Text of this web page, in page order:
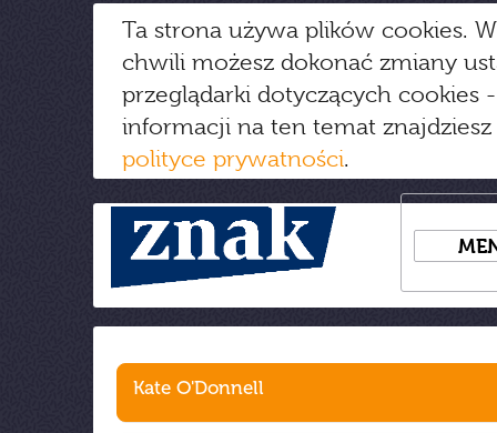
Ta strona używa plików cookies.
chwili możesz dokonać zmiany
przeglądarki dotyczących cookies
informacji na ten temat
polityce prywatności.
Kate O'Donnell